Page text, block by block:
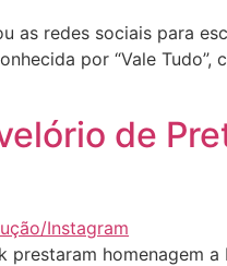
as redes sociais para
por “Vale
de
prestaram